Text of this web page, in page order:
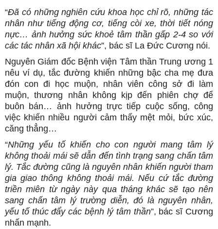
“Đã có những nghiên cứu khoa học chỉ rõ, những tác
nhân như tiếng động cơ, tiếng còi xe, thời tiết nóng
nực… ảnh hưởng sức khoẻ tâm thần gấp 2-4 so với
các tác nhân xã hội khác”, bác sĩ La Đức Cương nói.
Nguyên Giám đốc Bệnh viện Tâm thần Trung ương 1
nêu ví dụ, tắc đường khiến những bậc cha mẹ đưa
đón con đi học muộn, nhân viên công sở đi làm
muộn, thương nhân không kịp đến phiên chợ để
buôn bán… ảnh hưởng trực tiếp cuộc sống, công
việc khiến nhiều người cảm thấy mệt mỏi, bức xúc,
căng thẳng…
“Những yếu tố khiến cho con người mang tâm lý
không thoải mái sẽ dẫn đến tình trạng sang chấn tâm
lý. Tắc đường cũng là nguyên nhân khiến người tham
gia giao thông không thoải mái. Nếu cứ tắc đường
triền miên từ ngày này qua tháng khác sẽ tạo nên
sang chấn tâm lý trường diễn, đó là nguyên nhân,
yếu tố thúc đẩy các bệnh lý tâm thần”, bác sĩ Cương
nhấn mạnh.